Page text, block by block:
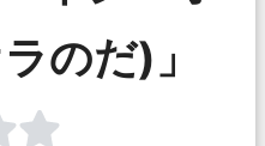
のだ)」